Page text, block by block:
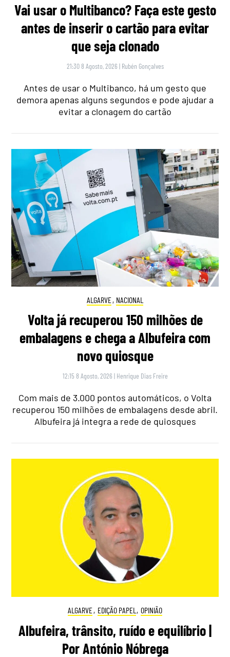
Vai usar o Multibanco? Faça este gesto
antes de inserir o cartão para evitar
que seja clonado
21:30 8 Agosto, 2026 | Rubén Gonçalves
Antes de usar o Multibanco, há um gesto que
demora apenas alguns segundos e pode ajudar a
evitar a clonagem do cartão
ALGARVE, NACIONAL
Volta já recuperou 150 milhões de
embalagens e chega a Albufeira com
novo quiosque
12:15 8 Agosto, 2026 | Henrique Dias Freire
Com mais de 3.000 pontos automáticos, o Volta
recuperou 150 milhões de embalagens desde abril.
Albufeira já integra a rede de quiosques
ALGARVE, EDIÇÃO PAPEL , OPINIÃO
Albufeira, trânsito, ruído e equilíbrio |
Por António Nóbrega